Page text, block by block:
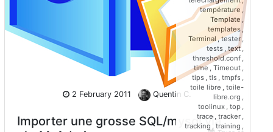
2 February 2011 Quentin C.
Importer une grosse SQL/mysql via
température ,
Template ,
templates ,
Terminal,tester,
tests ,text ,
threshold.conf ,
time , Timeout ,
tips , tls , tmpfs ,
toile libre , toile-
libre.org ,
toolinux , top ,
trace , tracker ,
tracking , training ,